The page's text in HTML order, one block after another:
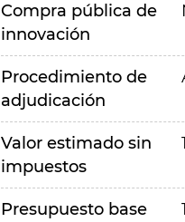
Compra pública de
innovación
Procedimiento de
adjudicación
Valor estimado sin
impuestos
Presupuesto base